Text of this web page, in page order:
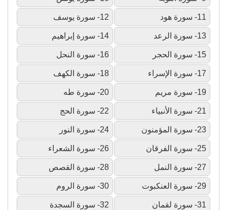
11- سورة هود 12- سورة يوسف
13- سورة الرعد 14- سورة إبراهيم
15- سورة الحجر 16- سورة النحل
17- سورة الإسراء 18- سورة الكهف
19- سورة مريم 20- سورة طه
21- سورة الأنبياء 22- سورة الحج
23- سورة المؤمنون 24- سورة النور
25- سورة الفرقان 26- سورة الشعراء
27- سورة النمل 28- سورة القصص
29- سورة العنكبوت 30- سورة الروم
31- سورة لقمان 32- سورة السجدة